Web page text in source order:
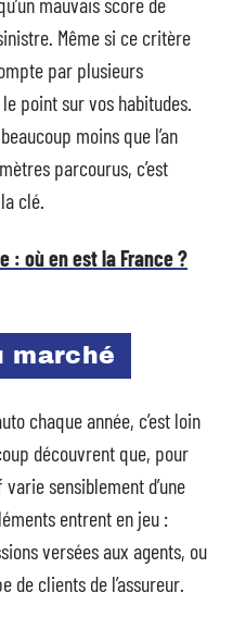
Même si ce critère
par plusieurs
point sur vos habitudes.
moins que l’an
parcourus, c’est
clé.
: où en est la France ?
marché
chaque année, c’est loin
découvrent que, pour
sensiblement d’une
entrent en jeu :
versées aux agents, ou
clients de l’assureur.